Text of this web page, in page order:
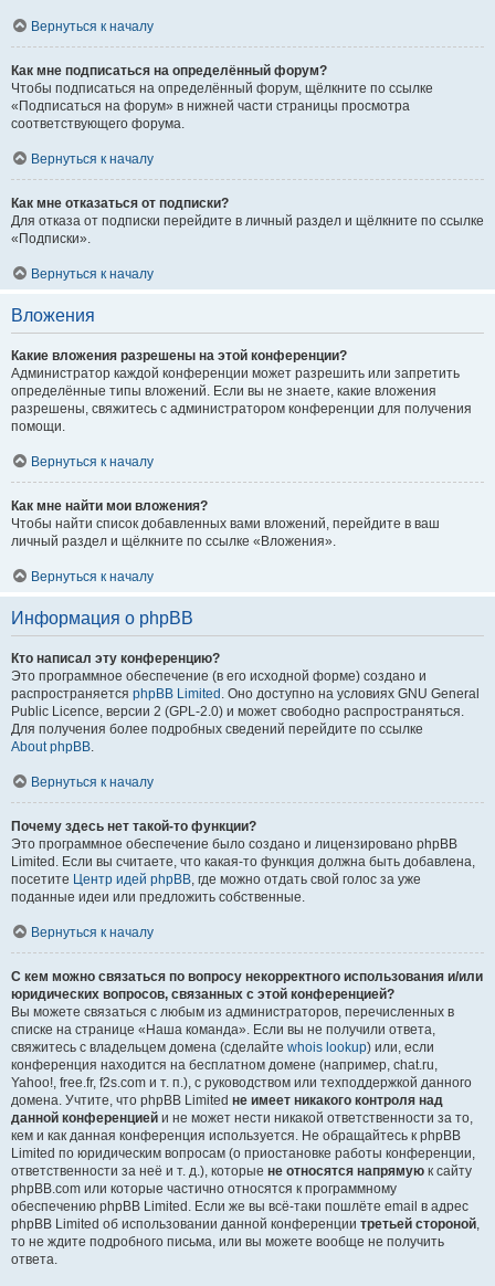
Вернуться к началу
Как мне подписаться на определённый форум?
Чтобы подписаться на определённый форум, щёлкните по ссылке
«Подписаться на форум» в нижней части страницы просмотра
соответствующего форума.
Вернуться к началу
Как мне отказаться от подписки?
Для отказа от подписки перейдите в личный раздел и щёлкните по ссылке
«Подписки».
Вернуться к началу
Вложения
Какие вложения разрешены на этой конференции?
Администратор каждой конференции может разрешить или запретить
определённые типы вложений. Если вы не знаете, какие вложения
разрешены, свяжитесь с администратором конференции для получения
помощи.
Вернуться к началу
Как мне найти мои вложения?
Чтобы найти список добавленных вами вложений, перейдите в ваш
личный раздел и щёлкните по ссылке «Вложения».
Вернуться к началу
Информация о phpBB
Кто написал эту конференцию?
Это программное обеспечение (в его исходной форме) создано и
распространяется phpBB Limited . Оно доступно на условиях GNU General
Public Licence, версии 2 (GPL-2.0) и может свободно распространяться.
Для получения более подробных сведений перейдите по ссылке
About phpBB.
Вернуться к началу
Почему здесь нет такой-то функции?
Это программное обеспечение было создано и лицензировано phpBB
Limited. Если вы считаете, что какая-то функция должна быть добавлена,
посетите Центр идей phpBB, где можно отдать свой голос за уже
поданные идеи или предложить собственные.
Вернуться к началу
С кем можно связаться по вопросу некорректного использования и/или
юридических вопросов, связанных с этой конференцией?
Вы можете связаться с любым из администраторов, перечисленных в
списке на странице «Наша команда». Если вы не получили ответа,
свяжитесь с владельцем домена (сделайте whois lookup) или, если
конференция находится на бесплатном домене (например, chat.ru,
Yahoo!, free.fr, f2s.com и т. п.), с руководством или техподдержкой данного
домена. Учтите, что phpBB Limited не имеет никакого контроля над
данной конференцией и не может нести никакой ответственности за то,
кем и как данная конференция используется. Не обращайтесь к phpBB
Limited по юридическим вопросам (о приостановке работы конференции,
ответственности за неё и т. д.), которые не относятся напрямую к сайту
phpBB.com или которые частично относятся к программному
обеспечению phpBB Limited. Если же вы всё-таки пошлёте email в адрес
phpBB Limited об использовании данной конференции третьей стороной,
то не ждите подробного письма, или вы можете вообще не получить
ответа.